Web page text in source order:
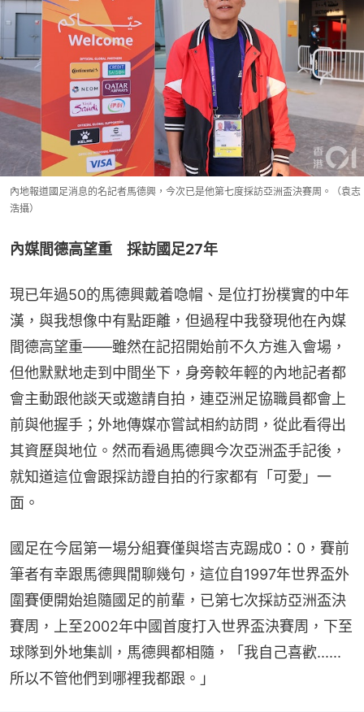
內地報道國足消息的名記者馬德興，今次已是他第七度採訪亞洲盃決賽周。（袁志
浩攝）
內媒間德高望重　採訪國足27年
現已年過50的馬德興戴着喼帽、是位打扮樸實的中年
漢，與我想像中有點距離，但過程中我發現他在內媒
間德高望重——雖然在記招開始前不久方進入會場，
但他默默地走到中間坐下，身旁較年輕的內地記者都
會主動跟他談天或邀請自拍，連亞洲足協職員都會上
前與他握手；外地傳媒亦嘗試相約訪問，從此看得出
其資歷與地位。然而看過馬德興今次亞洲盃手記後，
就知道這位會跟採訪證自拍的行家都有「可愛」一
面。
國足在今屆第一場分組賽僅與塔吉克踢成0：0，賽前
筆者有幸跟馬德興閒聊幾句，這位自1997年世界盃外
圍賽便開始追隨國足的前輩，已第七次採訪亞洲盃決
賽周，上至2002年中國首度打入世界盃決賽周，下至
球隊到外地集訓，馬德興都相隨，「我自己喜歡......
所以不管他們到哪裡我都跟。」